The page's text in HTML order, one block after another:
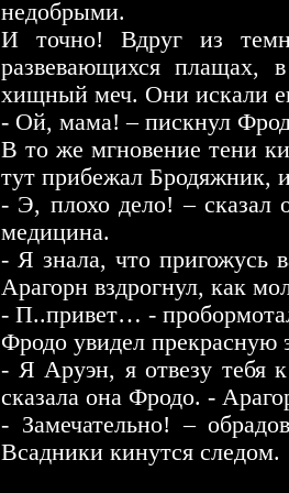
недобрыми.
И точно! Вдруг из
развевающихся плащах,
хищный меч. Они искали
- Ой, мама! – пискнул
В то же мгновение тени
тут прибежал Бродяжник,
- Э, плохо дело! – сказал
медицина.
- Я знала, что пригожусь
Арагорн вздрогнул, как
- П..привет… -
Фродо увидел прекрасную
- Я Аруэн, я отвезу тебя
сказала она Фродо. -
- Замечательно! –
Всадники кинутся следом.